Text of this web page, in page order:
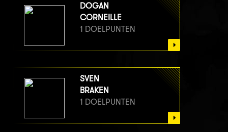
DOGAN
CORNEILLE
1 DOELPUNTEN
SVEN
BRAKEN
1 DOELPUNTEN